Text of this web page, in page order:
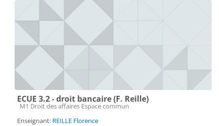
ECUE 3.2 - droit bancaire (F. Reille)
Catégorie de cours
M1 Droit des affaires Espace commun
Enseignant: REILLE Florence